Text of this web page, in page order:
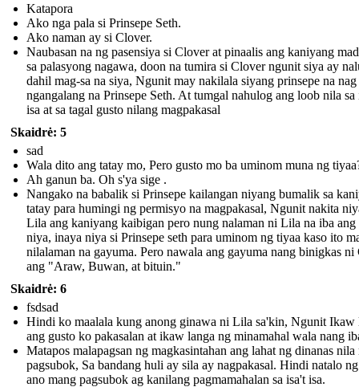
Katapora
Ako nga pala si Prinsepe Seth.
Ako naman ay si Clover.
Naubasan na ng pasensiya si Clover at pinaalis ang kaniyang
sa palasyong nagawa, doon na tumira si Clover ngunit siya ay
dahil mag-sa na siya, Ngunit may nakilala siyang prinsepe na nag
ngangalang na Prinsepe Seth. At tumgal nahulog ang loob nila sa
isa at sa tagal gusto nilang magpakasal
Skaidrė: 5
sad
Wala dito ang tatay mo, Pero gusto mo ba uminom muna ng
Ah ganun ba. Oh s'ya sige .
Nangako na babalik si Prinsepe kailangan niyang bumalik sa
tatay para humingi ng permisyo na magpakasal, Ngunit nakita
Lila ang kaniyang kaibigan pero nung nalaman ni Lila na iba ang
niya, inaya niya si Prinsepe seth para uminom ng tiyaa kaso ito
nilalaman na gayuma. Pero nawala ang gayuma nang binigkas ni
ang "Araw, Buwan, at bituin."
Skaidrė: 6
fsdsad
Hindi ko maalala kung anong ginawa ni Lila sa'kin, Ngunit Ikaw
ang gusto ko pakasalan at ikaw langa ng minamahal wala nang
Matapos malapagsan ng magkasintahan ang lahat ng dinanas nila
pagsubok, Sa bandang huli ay sila ay nagpakasal. Hindi natalo
ano mang pagsubok ag kanilang pagmamahalan sa isa't isa.